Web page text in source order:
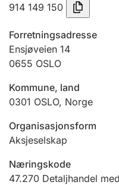
Tinglysing
Jeger
Ektepaktveileder
Offentlig sektor
914 149 150
Forretningsadresse
Ensjøveien 14
0655 OSLO
Kommune, land
0301 OSLO, Norge
Organisasjonsform
Aksjeselskap
Næringskode
47.270 Detaljhandel